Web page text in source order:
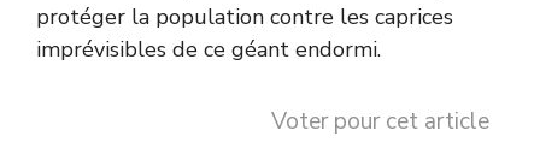
protéger la population contre les caprices
imprévisibles de ce géant endormi.
Voter pour cet article